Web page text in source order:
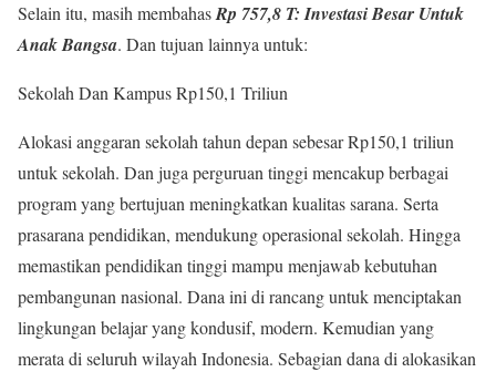
Selain itu, masih membahasRp 757,8 T: Investasi Besar Untuk
Anak Bangsa. Dan tujuan lainnya untuk:
Sekolah Dan Kampus Rp150,1 Triliun
Alokasi anggaran sekolah tahun depan sebesar Rp150,1 triliun
untuk sekolah. Dan juga perguruan tinggi mencakup berbagai
program yang bertujuan meningkatkan kualitas sarana. Serta
prasarana pendidikan, mendukung operasional sekolah. Hingga
memastikan pendidikan tinggi mampu menjawab kebutuhan
pembangunan nasional. Dana ini di rancang untuk menciptakan
lingkungan belajar yang kondusif, modern. Kemudian yang
merata di seluruh wilayah Indonesia. Sebagian dana di alokasikan